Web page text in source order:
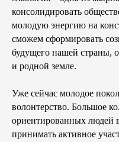
консолидировать
молодую энергию на
сможем сформировать
будущего нашей страны,
и родной земле.
Уже сейчас молодое
волонтерство. Большое
ориентированных людей
принимать активное